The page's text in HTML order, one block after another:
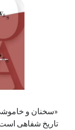
آخرین
«سخنان و
تاریخ شفاهی